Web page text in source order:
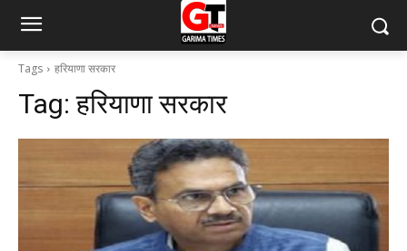
Tags हरियाणा सरकार
Tag:हरियाणा सरकार